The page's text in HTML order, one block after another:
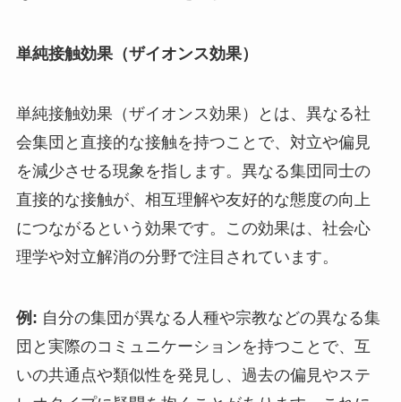
単純接触効果（ザイオンス効果）
単純接触効果（ザイオンス効果）とは、異なる社
会集団と直接的な接触を持つことで、対立や偏見
を減少させる現象を指します。異なる集団同士の
直接的な接触が、相互理解や友好的な態度の向上
につながるという効果です。この効果は、社会心
理学や対立解消の分野で注目されています。
例: 自分の集団が異なる人種や宗教などの異なる集
団と実際のコミュニケーションを持つことで、互
いの共通点や類似性を発見し、過去の偏見やステ